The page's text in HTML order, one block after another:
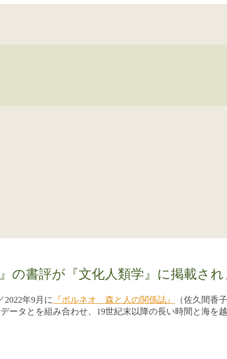
の書評が『文化人類学』に掲載され
2022年9月に 『ボルネオ 森と人の関係誌』
（佐久間香
ータとを組み合わせ、19世紀末以降の長い時間と海を